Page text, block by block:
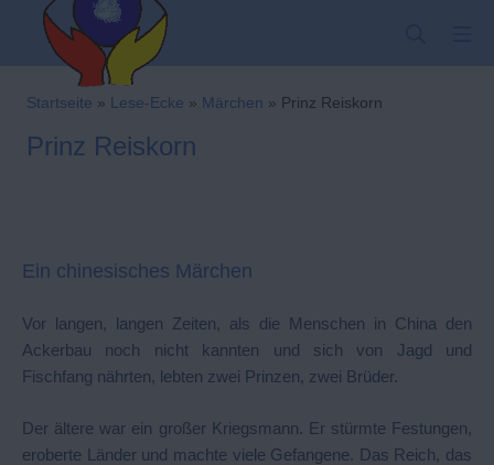
springen
Kindergarten-
Startseite » Lese-Ecke » Märchen » Prinz Reiskorn
Prinz Reiskorn
Ein chinesisches Märchen
Vor langen, langen Zeiten, als die Menschen in China den
Ackerbau noch nicht kannten und sich von Jagd und
Fischfang nährten, lebten zwei Prinzen, zwei Brüder.
Der ältere war ein großer Kriegsmann. Er stürmte Festungen,
eroberte Länder und machte viele Gefangene. Das Reich, das